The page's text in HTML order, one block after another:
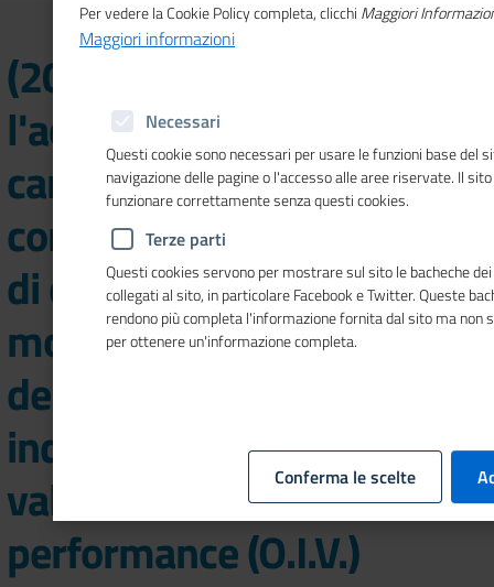
(2021) Avviso per
l'acquisizione di
candidature finalizzate al
conferimento dell'incarico
di componente
monocratico
dell'Organismo
indipendente di
valutazione della
performance (O.I.V.)
Per vedere la Cookie Policy completa, clicchi Maggiori
Maggiori informazioni
Necessari
Questi cookie sono necessari per usare le funzioni base del
navigazione delle pagine o l'accesso alle aree riservate. Il
funzionare correttamente senza questi cookies.
Terze parti
Questi cookies servono per mostrare sul sito le bacheche
collegati al sito, in particolare Facebook e Twitter. Queste
rendono più completa l'informazione fornita dal sito ma non
per ottenere un'informazione completa.
Conferma le scelte